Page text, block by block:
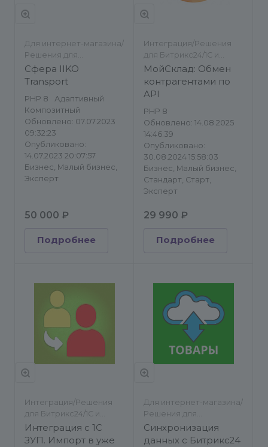
Для интернет-магазина/
Решения для
Битрикс24/Работа с
заказами/Импорт/
экспорт
Сфера IIKO
Transport
PHP 8
Адаптивный
Композитный
Обновлено: 07.07.2023
09:32:23
Опубликовано:
14.07.2023 20:07:57
Бизнес, Малый бизнес,
Эксперт
50 000 ₽
Подробнее
Интеграция/Решения
для Битрикс24/1С и
другие ERP/Импорт/
экспорт
МойСклад: Обмен
контрагентами по
API
PHP 8
Обновлено: 14.08.2025
14:46:39
Опубликовано:
30.08.2024 15:58:03
Бизнес, Малый бизнес,
Стандарт, Старт,
Эксперт
29 990 ₽
Подробнее
Интеграция/Решения
для Битрикс24/1С и
другие ERP/Импорт/
экспорт
Интеграция c 1С
ЗУП. Импорт в уже
Для интернет-магазина/
Решения для
Битрикс24/Импорт/
экспорт
Синхронизация
данных с Битрикс24